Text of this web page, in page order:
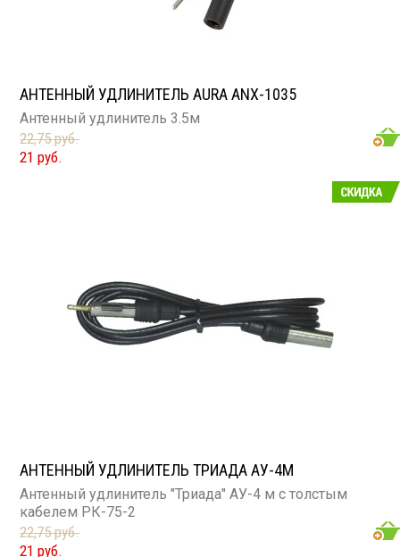
АНТЕННЫЙ УДЛИНИТЕЛЬ AURA ANX-1035
Антенный удлинитель 3.5м
22,75 руб.
21 руб.
АНТЕННЫЙ УДЛИНИТЕЛЬ ТРИАДА АУ-4М
Антенный удлинитель "Триада" АУ-4 м с толстым
кабелем РК-75-2
22,75 руб.
21 руб.